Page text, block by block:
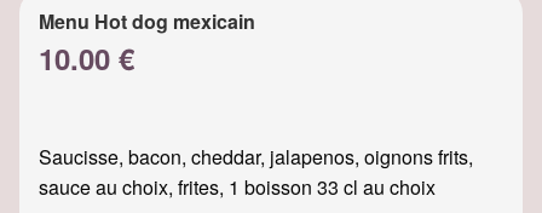
Menu Hot dog mexicain
10.00 €
Saucisse, bacon, cheddar, jalapenos, oignons frits,
sauce au choix, frites, 1 boisson 33 cl au choix